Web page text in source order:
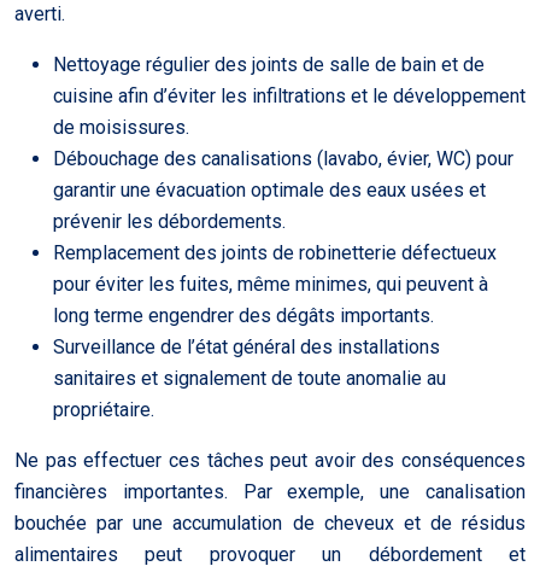
averti.
Nettoyage régulier des joints de salle de bain et de
cuisine afin d’éviter les infiltrations et le développement
de moisissures.
Débouchage des canalisations (lavabo, évier, WC) pour
garantir une évacuation optimale des eaux usées et
prévenir les débordements.
Remplacement des joints de robinetterie défectueux
pour éviter les fuites, même minimes, qui peuvent à
long terme engendrer des dégâts importants.
Surveillance de l’état général des installations
sanitaires et signalement de toute anomalie au
propriétaire.
Ne pas effectuer ces tâches peut avoir des conséquences
financières importantes. Par exemple, une canalisation
bouchée par une accumulation de cheveux et de résidus
alimentaires peut provoquer un débordement et